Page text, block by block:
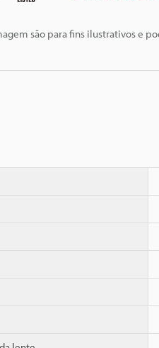
são para fins ilustrativos e